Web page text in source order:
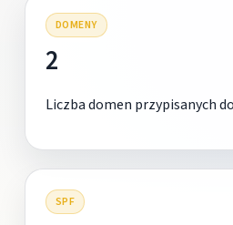
DOMENY
2
Liczba domen przypisanych
SPF